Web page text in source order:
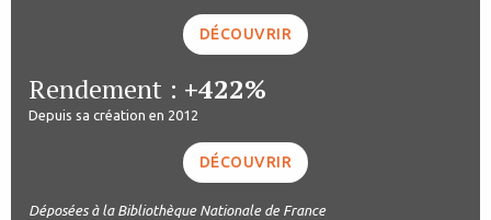
DÉCOUVRIR
Rendement : +422%
Depuis sa création en 2012
DÉCOUVRIR
Déposées à la Bibliothèque Nationale de France